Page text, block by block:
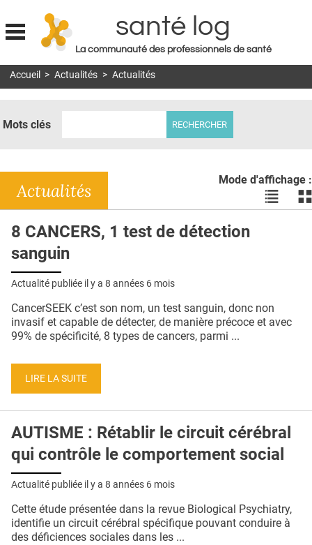
Jump to navigation
santé log
La communauté des professionnels de santé
MON COMPTE
DOSSIERS
RÉSEAUX
E-REVUE SAD
THÉMA
QUI SOMMES-NOUS ?
CONDITIONS GÉNÉRALES
CRÉDITS
Accueil > Actualités > Actualités
Mots clés
Mode d'affichage :
Voir
les
les
Actualités
8 CANCERS, 1 test de détection
sanguin
Actualité publiée il y a 8 années 6 mois
CancerSEEK c’est son nom, un test sanguin, donc non
invasif et capable de détecter, de manière précoce et avec
99% de spécificité, 8 types de cancers, parmi ...
LIRE LA SUITE
AUTISME : Rétablir le circuit cérébral
qui contrôle le comportement social
Actualité publiée il y a 8 années 6 mois
Cette étude présentée dans la revue Biological Psychiatry,
identifie un circuit cérébral spécifique pouvant conduire à
des déficiences sociales dans les ...